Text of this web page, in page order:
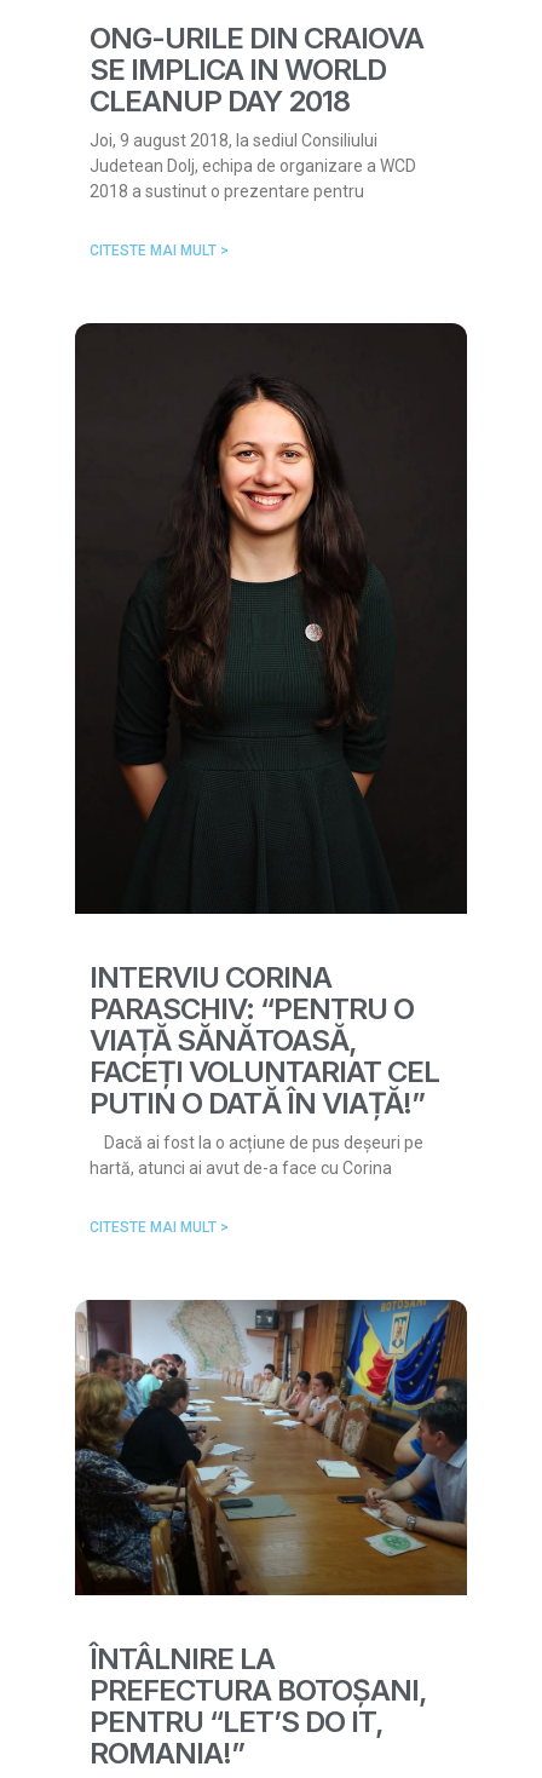
ONG-URILE DIN CRAIOVA
SE IMPLICA IN WORLD
CLEANUP DAY 2018
Joi, 9 august 2018, la sediul Consiliului
Judetean Dolj, echipa de organizare a WCD
2018 a sustinut o prezentare pentru
CITESTE MAI MULT >
INTERVIU CORINA
PARASCHIV: “PENTRU O
VIAȚĂ SĂNĂTOASĂ,
FACEȚI VOLUNTARIAT CEL
PUTIN O DATĂ ÎN VIAȚĂ!”
Dacă ai fost la o acțiune de pus deșeuri pe
hartă, atunci ai avut de-a face cu Corina
CITESTE MAI MULT >
ÎNTÂLNIRE LA
PREFECTURA BOTOȘANI,
PENTRU “LET’S DO IT,
ROMANIA!”